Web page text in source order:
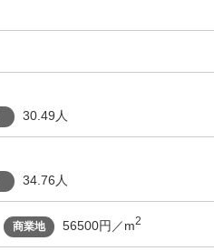
30.49人
34.76人
商業地 56500円／m2